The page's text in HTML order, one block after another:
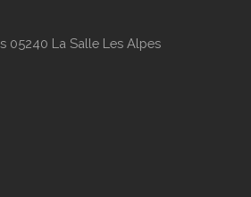
05240 La Salle Les Alpes